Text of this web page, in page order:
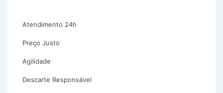
Atendimento 24h
Preço Justo
Agilidade
Descarte Responsável